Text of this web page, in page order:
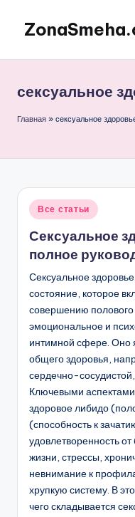
Перейти
содержимому
питание
сексуальное
Главная » сексуальное
Опубликовано
Все статьи
Сексуальное
полное
Сексуальное
состояние, которое
совершению
эмоциональное и
интимной сфере. Оно
общего здоровья,
сердечно-
Ключевыми
здоровое либидо
(способность к
удовлетворенность
жизни, стрессы,
невнимание к
хрупкую систему. В
чего складывается